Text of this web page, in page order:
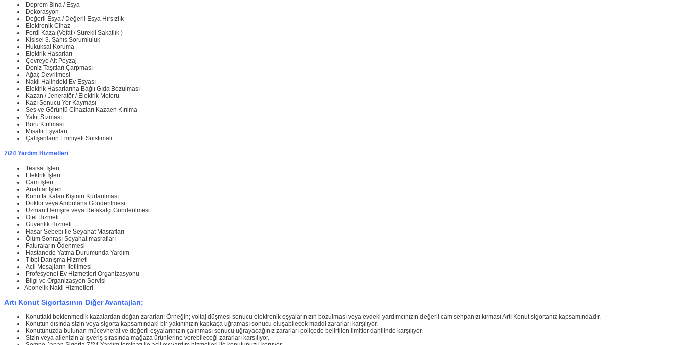
Deprem Bina / Eşya
Dekorasyon
Değerli Eşya / Değerli Eşya Hırsızlık
Elektronik Cihaz
Ferdi Kaza (Vefat / Sürekli Sakatlık )
Kişisel 3. Şahıs Sorumluluk
Hukuksal Koruma
Elektrik Hasarları
Çevreye Ait Peyzaj
Deniz Taşıtları Çarpması
Ağaç Devrilmesi
Nakil Halindeki Ev Eşyası
Elektrik Hasarlarına Bağlı Gıda Bozulması
Kazan / Jeneratör / Elektrik Motoru
Kazı Sonucu Yer Kayması
Ses ve Görüntü Cihazları Kazaen Kırılma
Yakıt Sızması
Boru Kırılması
Misafir Eşyaları
Çalışanların Emniyeti Suistimali
7/24 Yardım Hizmetleri
Tesisat İşleri
Elektrik İşleri
Cam İşleri
Anahtar İşleri
Konutta Kalan Kişinin Kurtarılması
Doktor veya Ambulans Gönderilmesi
Uzman Hemşire veya Refakatçi Gönderilmesi
Otel Hizmeti
Güvenlik Hizmeti
Hasar Sebebi İle Seyahat Masrafları
Ölüm Sonrası Seyahat masrafları
Faturaların Ödenmesi
Hastanede Yatma Durumunda Yardım
Tıbbi Danışma Hizmeti
Acil Mesajların İletilmesi
Profesyonel Ev Hizmetleri Organizasyonu
Bilgi ve Organizasyon Servisi
Abonelik Nakil Hizmetleri
Artı Konut Sigortasının Diğer Avantajları;
Konuttaki beklenmedik kazalardan doğan zararları: Örneğin; voltaj düşmesi sonucu elektronik eşyalarınızın bozulması veya evdeki yardımcınızın değerli cam sehpanızı kırması Artı Konut sigortanız kapsamındadır.
Konutun dışında sizin veya sigorta kapsamındaki bir yakınınızın kapkaça uğraması sonucu oluşabilecek maddi zararları karşılıyor.
Konutunuzda bulunan mücevherat ve değerli eşyalarınızın çalınması sonucu uğrayacağınız zararları poliçede belirtilen limitler dahilinde karşılıyor.
Sizin veya ailenizin alışveriş sırasında mağaza ürünlerine verebileceği zararları karşılıyor.